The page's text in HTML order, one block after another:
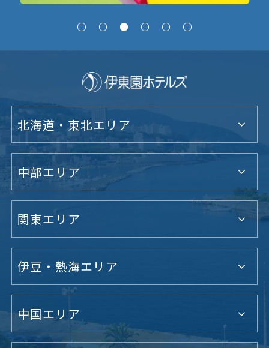
北海道・東北エリア
中部エリア
関東エリア
伊豆・熱海エリア
中国エリア